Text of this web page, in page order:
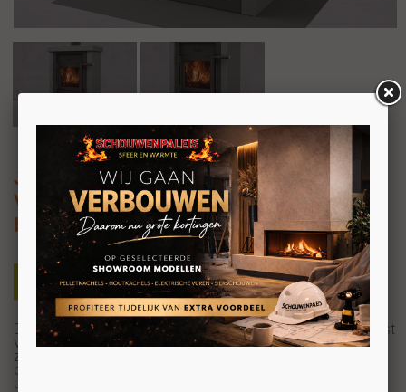
JAcobus 6 Kwadraat tunnel
Vrijstaande doorkijk houtkachel met
betonnen ommanteling 6kW
De JAcobus 6 Kwadraat beton tunnel is, net zoals de rest
van de JAcobus kachels, een strak model dat goed tot
zijn recht komt in een moderne woning. Door de
betonnen ommanteling heeft de kachel een robuuste
uitstraling en geeft de kachel aangename